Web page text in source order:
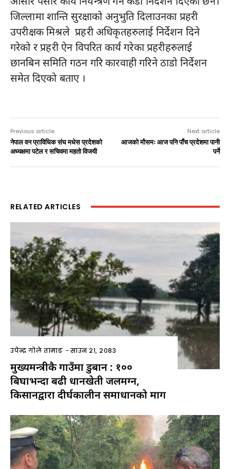
जिल्लामा शान्ति सुरक्षाको अनुभुति दिलाउनका प्रहरी
उपरीक्षक मिश्रले प्रहरी अधिकृतहरुलाई निर्देशन दिने
गरेको र प्रहरी ऐन विपरित कार्य गरेका प्रहरीहरुलाई
छानबिन समिति गठन गरि कारवाही गरिने ठाडो निर्देशन
समेत दिएको बताए ।
Previous article
नेपाल वन प्राविधिक संघ मधेस प्रदेशको
अध्यक्षमा पटेल र सचिवमा महतो विजयी
Next article
आजको मौसमः आज पनि पाँच प्रदेशमा पानी
पर्ने
RELATED ARTICLES
उपेन्द्र गोले तामाङ -साउन २१, २०८३
मुख्यमन्त्रीकै गाउँमा डुबान : १००
बिघाभन्दा बढी धानखेती जलमग्न,
किसानद्वारा दीर्घकालीन समाधानको माग